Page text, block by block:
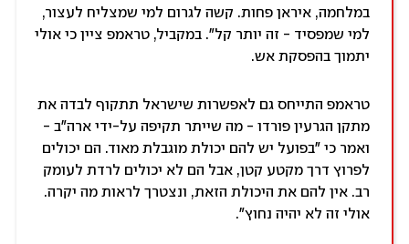
במלחמה, איראן פחות. קשה לגרום למי שמצליח לעצור,
למי שמפסיד - זה יותר קל". במקביל, טראמפ ציין כי אולי
יתמוך בהפסקת אש.
טראמפ התייחס גם לאפשרות שישראל תתקוף לבדה את
מתקן הגרעין פורדו - מה שייתר תקיפה על-ידי ארה"ב -
ואמר כי "בפועל יש להם יכולת מוגבלת מאוד. הם יכולים
לפרוץ דרך מקטע קטן, אבל הם לא יכולים לרדת לעומק
רב. אין להם את היכולת הזאת, ונצטרך לראות מה יקרה.
אולי זה לא יהיה נחוץ".